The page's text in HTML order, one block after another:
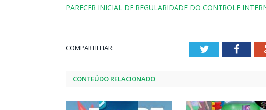
PARECER INICIAL DE REGULARIDADE DO CONTROLE
COMPARTILHAR: Twitter
CONTEÚDO RELACIONADO